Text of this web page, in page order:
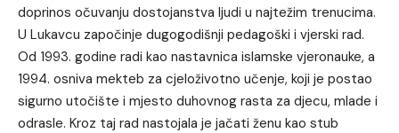
doprinos očuvanju dostojanstva ljudi u najtežim trenucima.
U Lukavcu započinje dugogodišnji pedagoški i vjerski rad.
Od 1993. godine radi kao nastavnica islamske vjeronauke, a
1994. osniva mekteb za cjeloživotno učenje, koji je postao
sigurno utočište i mjesto duhovnog rasta za djecu, mlade i
odrasle. Kroz taj rad nastojala je jačati ženu kao stub